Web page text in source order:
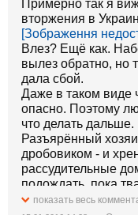
Примерно так я
вторжения в
[Зображення
Влез? Ещё как.
вылез обратно, но
дала сбой.
Даже в таком виде
опасно. Поэтому
что делать дальше.
Разъярённый
дробовиком - и
рассудительные
подождать, пока
даже лапу себе
показать весь